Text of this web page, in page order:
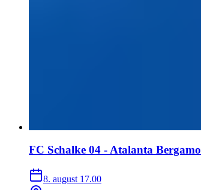
FC Schalke 04 - Atalanta Bergamo
8. august 17.00